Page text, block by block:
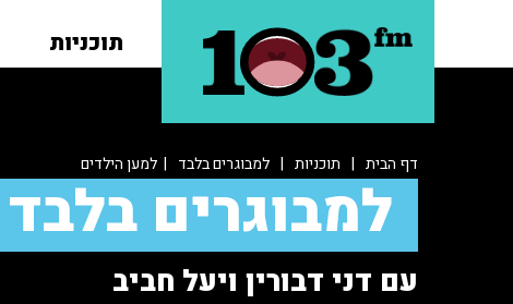
תוכניות
דף הבית | תוכניות | למבוגרים בלבד | למען הילדים
למבוגרים בלבד
עם דני דבורין ויעל חביב